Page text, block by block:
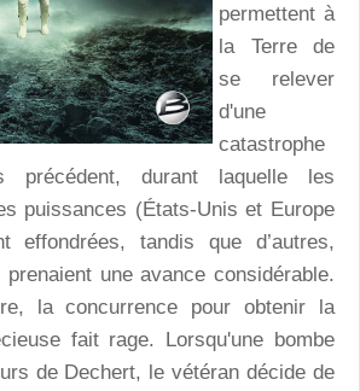
permettent à
la Terre de
se relever
d'une
catastrophe
précédent, durant laquelle les
puissances (États-Unis et Europe
tandis que d’autres,
une avance considérable.
la concurrence pour obtenir la
fait rage. Lorsqu'une bombe
de Dechert, le vétéran décide de